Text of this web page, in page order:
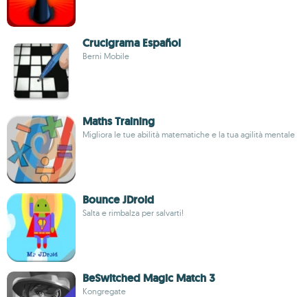
Crucigrama Español
Berni Mobile
Maths Training
Migliora le tue abilità matematiche e la tua agilità mentale
Bounce JDroid
Salta e rimbalza per salvarti!
BeSwitched Magic Match 3
Kongregate